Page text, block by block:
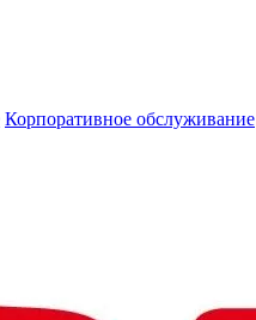
Корпоративное обслуживание